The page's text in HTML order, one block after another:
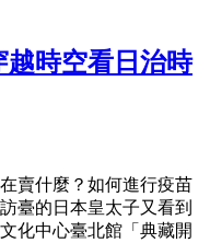
越時空看日治時
賣什麼？如何進行疫苗
臺的日本皇太子又看到
化中心臺北館「典藏開